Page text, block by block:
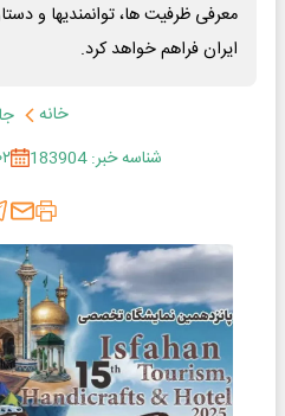
معرفی ظرفیت ها، توانمندیها و
ایران فراهم خواهد کرد.
خانه
شناسه خبر: 183904
۰۲